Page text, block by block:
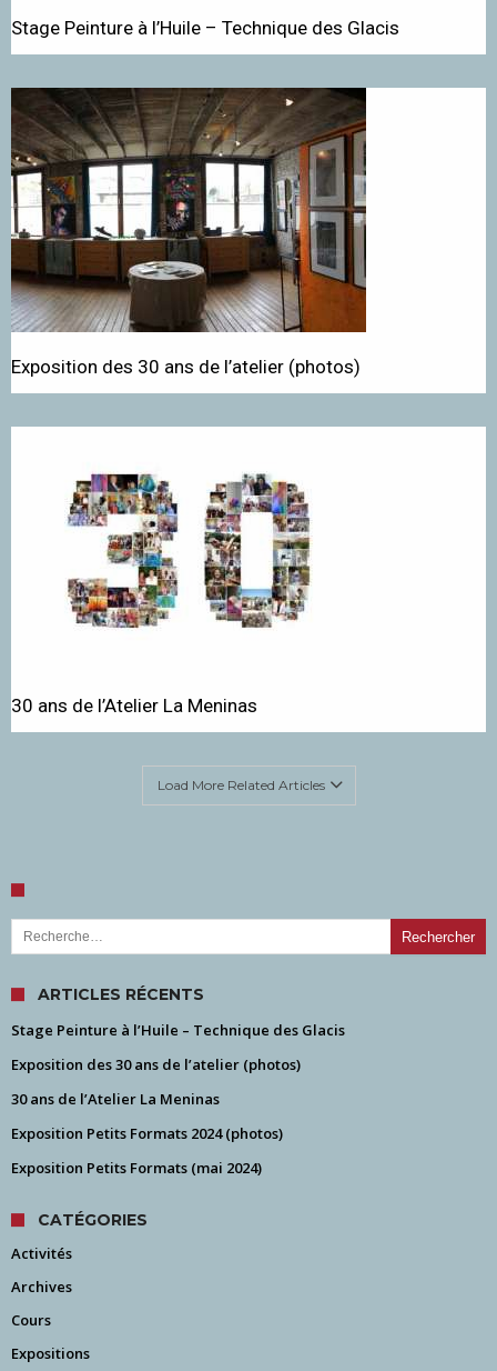
Stage Peinture à l’Huile – Technique des Glacis
Exposition des 30 ans de l’atelier (photos)
30 ans de l’Atelier La Meninas
Load More Related Articles
Rechercher :
ARTICLES RÉCENTS
Stage Peinture à l’Huile – Technique des Glacis
Exposition des 30 ans de l’atelier (photos)
30 ans de l’Atelier La Meninas
Exposition Petits Formats 2024 (photos)
Exposition Petits Formats (mai 2024)
CATÉGORIES
Activités
Archives
Cours
Expositions